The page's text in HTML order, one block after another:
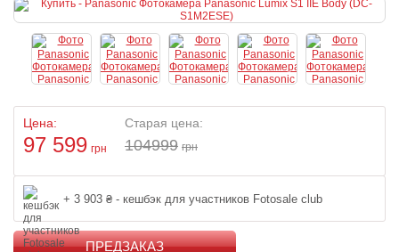
Цена:
97 599 грн
Старая цена:
104999 грн
+ 3 903 ₴ - кешбэк для участников Fotosale club